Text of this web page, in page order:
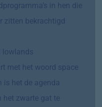
in hen die
zitten bekrachtigd
lowlands
met het woord space
is het de agenda
het zwarte gat te